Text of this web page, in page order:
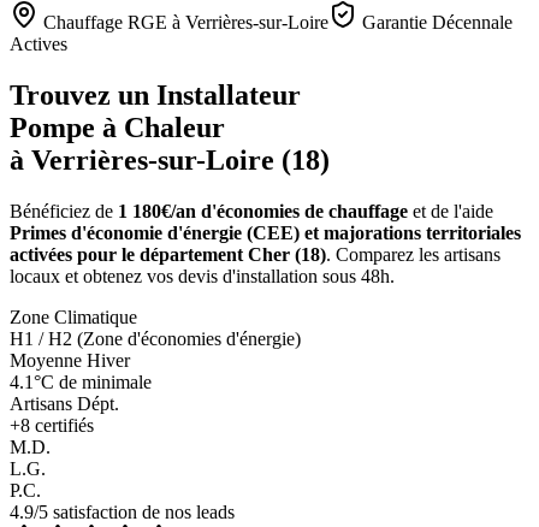
Chauffage RGE à Verrières-sur-Loire
Garantie Décennale
Actives
Trouvez un Installateur
Pompe à Chaleur
à Verrières-sur-Loire (18)
Bénéficiez de 1 180€/an d'économies de chauffage et de l'aide
Primes d'économie d'énergie (CEE) et majorations territoriales
activées pour le département Cher (18). Comparez les artisans
locaux et obtenez vos devis d'installation sous 48h.
Zone Climatique
H1 / H2 (Zone d'économies d'énergie)
Moyenne Hiver
4.1°C de minimale
Artisans Dépt.
+8 certifiés
M.D.
L.G.
P.C.
4.9/5 satisfaction de nos leads